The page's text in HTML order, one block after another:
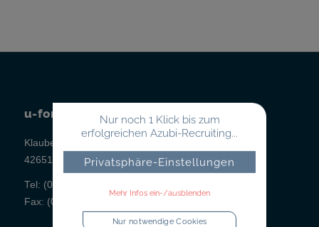
u-form Testsysteme
Klauberger Straße 1
42651 Solingen
Tel: (02 12) 260 498-0
Fax: (02 12) 260 498-43
Nur noch 1 Klick bis zum
erfolgreichen Azubi-Recruiting...
Privatsphäre-Einstellungen
Mehr Infos ein-/ausblenden
Nur notwendige Cookies